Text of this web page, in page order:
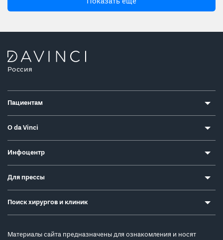
Россия
Пациентам
О da Vinci
Инфоцентр
Для прессы
Поиск хирургов и клиник
Материалы сайта предназначены для ознакомления и носят